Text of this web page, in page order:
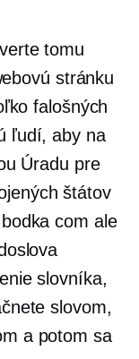
tomu
stránku
falošných
ľudí, aby na
Úradu pre
štátov
com ale
slovníka,
slovom,
a potom sa